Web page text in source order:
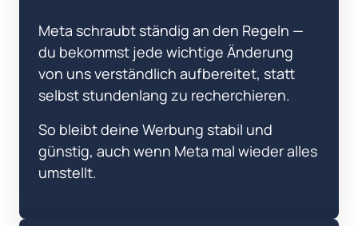
Meta schraubt ständig an den Regeln —
du bekommst jede wichtige Änderung
von uns verständlich aufbereitet, statt
selbst stundenlang zu recherchieren.
So bleibt deine Werbung stabil und
günstig, auch wenn Meta mal wieder alles
umstellt.